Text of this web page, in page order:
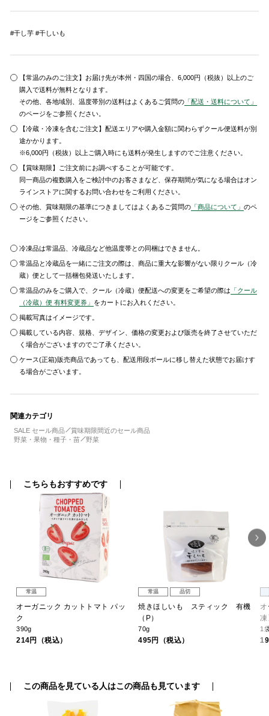
#干し芋 #干しいも
【常温のみのご注文】お届け先が本州・四国の場合、6,000円（税抜）以上のご
購入で送料が無料となります。
その他、各地域別、温度帯別の送料はよくあるご質問の 「配送・送料について」
のページをご参照ください。
【冷蔵・冷凍を含むご注文】配送エリアや購入金額に関わらずクール便送料が別
途かかります。
※6,000円（税抜）以上ご購入時にも送料が発生しますのでご注意ください。
【賞味期限】ご注文前にお調べすることが可能です。
同一商品の複数購入をご検討中のお客さまなど、保存期間が気になる場合はオン
ラインストアに関するお問い合わせをご利用ください。
その他、賞味期限の基準につきましてはよくあるご質問の 「商品について」のペ
ージをご参照ください。
冷凍品は常温品、冷蔵品など他温度帯との同梱はできません。
常温品と冷蔵品を一緒にご注文の際は、商品に重大な影響がない限りクール（冷
蔵）便として一括梱包発送いたします。
常温品のみをご購入で、クール（冷蔵）便配送への変更をご希望の際は 「クール
（冷蔵）便 有料変更券」 をカートにお入れください。
掲載写真はイメージです。
掲載している内容、規格、デザイン、価格の変更および販売を終了させていただ
く場合がございますのでご了承ください。
ケース(正箱)販売商品であっても、配送用段ボールに移し替えた状態でお届けす
る場合がございます。
関連カテゴリ
SALE セール商品
賞味期限間近のセール商品
野菜・果物・種子・苗
野菜
こちらもおすすめです
常温
オーガニック カットトマト パッ
ク
390g
214円（税込）
常温 品切
焼きほしいも スティック 有機
（P）
70g
495円（税込）
1
この商品を見ている人はこの商品も見ています